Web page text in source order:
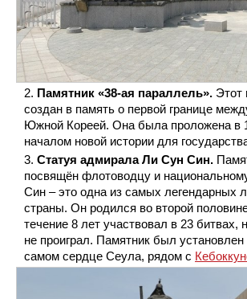
Памятник «38-ая параллель». Этот
создан в память о первой границе
Южной Кореей. Она была проложена в
началом новой истории для
Статуя адмирала Ли Сун Син.
посвящён флотоводцу и
Син – это одна из самых легендарных
страны. Он родился во второй
течение 8 лет участвовал в 23 битвах,
не проиграл. Памятник был установлен
самом сердце Сеула, рядом с